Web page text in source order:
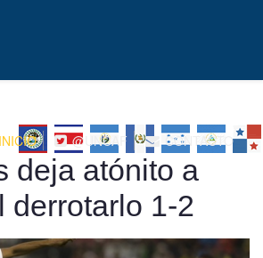
INICIO @UNCAF CONTACTO
deja atónito a
derrotarlo 1-2